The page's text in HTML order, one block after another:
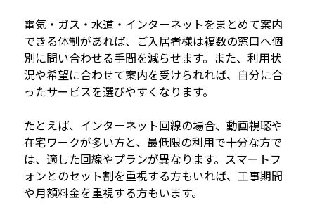
電気・ガス・水道・インターネットをまとめて案内
できる体制があれば、ご入居者様は複数の窓口へ個
別に問い合わせる手間を減らせます。また、利用状
況や希望に合わせて案内を受けられれば、自分に合
ったサービスを選びやすくなります。
たとえば、インターネット回線の場合、動画視聴や
在宅ワークが多い方と、最低限の利用で十分な方で
は、適した回線やプランが異なります。スマートフ
ォンとのセット割を重視する方もいれば、工事期間
や月額料金を重視する方もいます。